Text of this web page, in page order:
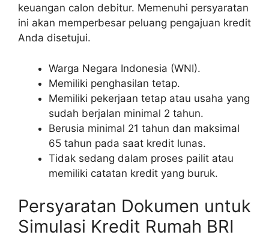
keuangan calon debitur. Memenuhi persyaratan
ini akan memperbesar peluang pengajuan kredit
Anda disetujui.
Warga Negara Indonesia (WNI).
Memiliki penghasilan tetap.
Memiliki pekerjaan tetap atau usaha yang
sudah berjalan minimal 2 tahun.
Berusia minimal 21 tahun dan maksimal
65 tahun pada saat kredit lunas.
Tidak sedang dalam proses pailit atau
memiliki catatan kredit yang buruk.
Persyaratan Dokumen untuk
Simulasi Kredit Rumah BRI